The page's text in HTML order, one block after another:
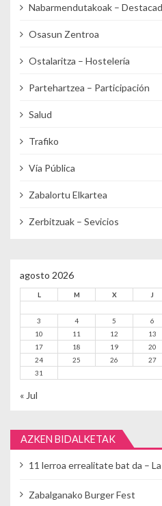
Nabarmendutakoak –
Osasun Zentroa
Ostalaritza – Hostelería
Partehartzea – Participación
Salud
Trafiko
Vía Pública
Zabalortu Elkartea
Zerbitzuak – Sevicios
agosto 2026
L M X J
3
4 5 6
10
11 12 13
17
18 19 20
24
25 26 27
31
« Jul
AZKEN BIDALKETAK
11 lerroa errealitate bat da –
Zabalganako Burger Fest